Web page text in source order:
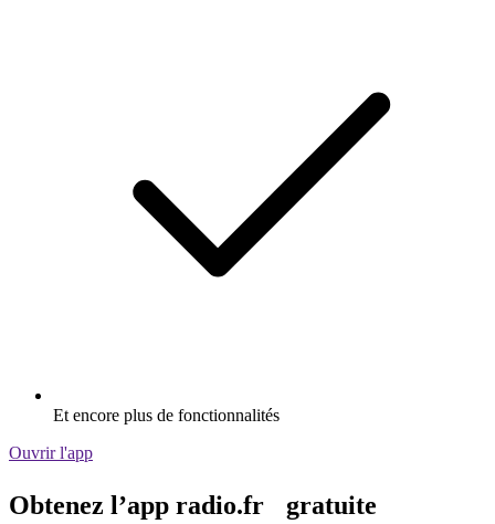
Et encore plus de fonctionnalités
Ouvrir l'app
Obtenez l’app radio.fr gratuite